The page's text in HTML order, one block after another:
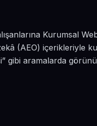
Kurumsal
(AEO) içerikleriyle
gibi aramalarda